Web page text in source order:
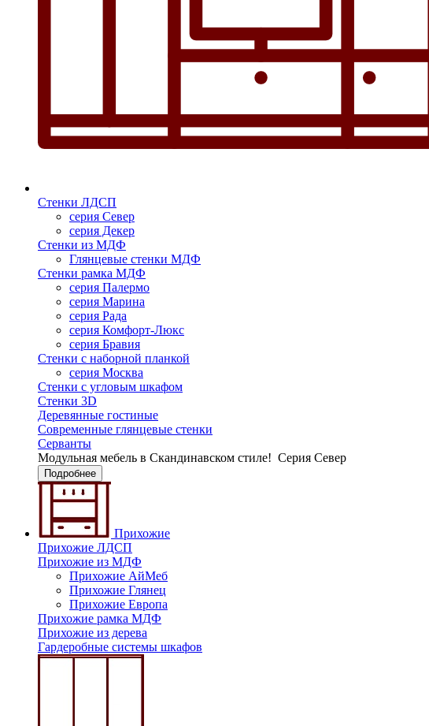
Стенки ЛДСП
серия Север
серия Декер
Стенки из МДФ
Глянцевые стенки МДФ
Стенки рамка МДФ
серия Палермо
серия Марина
серия Рада
серия Комфорт-Люкс
серия Бравия
Стенки с наборной планкой
серия Москва
Стенки с угловым шкафом
Стенки 3D
Деревянные гостиные
Современные глянцевые стенки
Серванты
Модульная мебель в Скандинавском стиле! Серия Север
Подробнее
Прихожие
Прихожие ЛДСП
Прихожие из МДФ
Прихожие АйМеб
Прихожие Глянец
Прихожие Европа
Прихожие рамка МДФ
Прихожие из дерева
Гардеробные системы шкафов